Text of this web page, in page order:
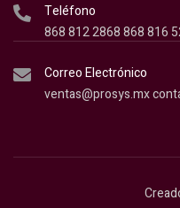
Teléfono
868 812 2868 868 816
Correo Electrónico
ventas@prosys.mx